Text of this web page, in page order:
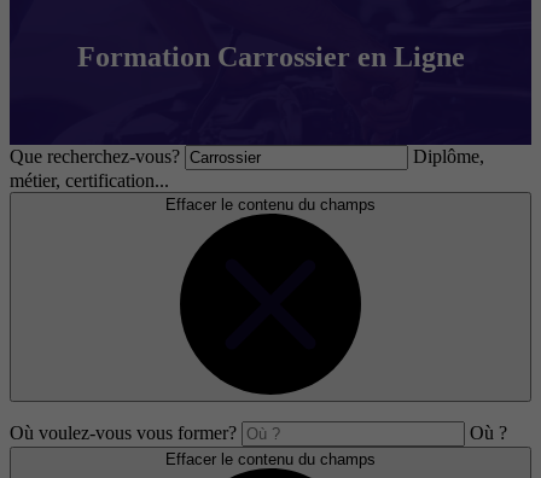
Formation Carrossier en Ligne
Que recherchez-vous?
Diplôme,
métier, certification...
Effacer le contenu du champs
Où voulez-vous vous former? Où ?
Effacer le contenu du champs